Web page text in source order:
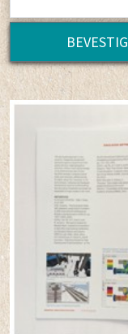
BEVESTIG